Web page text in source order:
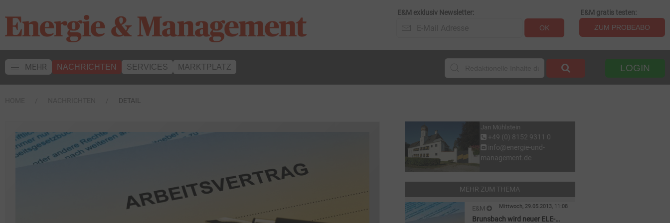
E&M exklusiv Newsletter:
OK
E&M gratis testen:
ZUM PROBEABO
MEHR NACHRICHTEN SERVICES MARKTPLATZ LOGIN
DETAIL
Jan Mühlstein
+49 (0) 8152 9311 0
info@energie-und-
management.de
MEHR ZUM THEMA
E&M
PERSONALIE
Mittwoch, 29.05.2013, 11:08
Brunsbach wird neuer ELE-